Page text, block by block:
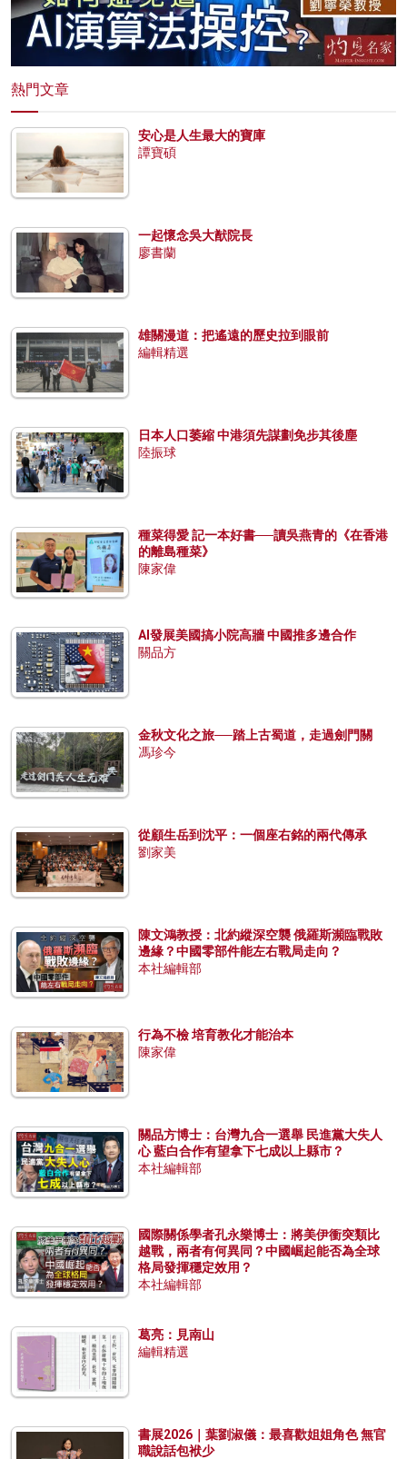
熱門文章
安心是人生最大的寶庫
譚寶碩
一起懷念吳大猷院長
廖書蘭
雄關漫道：把遙遠的歷史拉到眼前
編輯精選
日本人口萎縮 中港須先謀劃免步其後塵
陸振球
種菜得愛 記一本好書──讀吳燕青的《在香港
的離島種菜》
陳家偉
AI發展美國搞小院高牆 中國推多邊合作
關品方
金秋文化之旅──踏上古蜀道，走過劍門關
馮珍今
從顧生岳到沈平：一個座右銘的兩代傳承
劉家美
陳文鴻教授：北約縱深空襲 俄羅斯瀕臨戰敗
邊緣？中國零部件能左右戰局走向？
本社編輯部
行為不檢 培育教化才能治本
陳家偉
關品方博士：台灣九合一選舉 民進黨大失人
心 藍白合作有望拿下七成以上縣市？
本社編輯部
國際關係學者孔永樂博士：將美伊衝突類比
越戰，兩者有何異同？中國崛起能否為全球
格局發揮穩定效用？
本社編輯部
葛亮：見南山
編輯精選
書展2026｜葉劉淑儀：最喜歡姐姐角色 無官
職說話包袱少